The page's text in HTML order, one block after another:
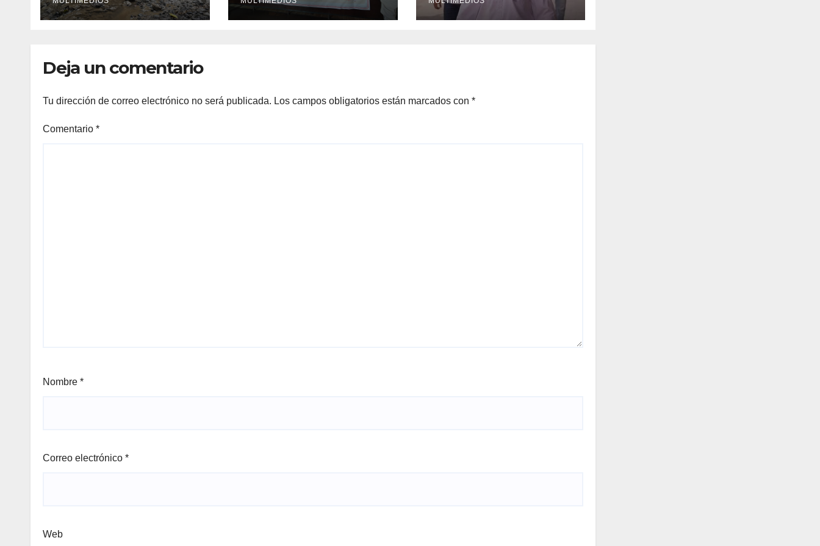
convierte en un
riesgo diario
Deja un comentario
Tu dirección de correo electrónico no será publicada. Los campos obligatorios están marcados con *
Comentario *
Nombre *
Correo electrónico *
Web